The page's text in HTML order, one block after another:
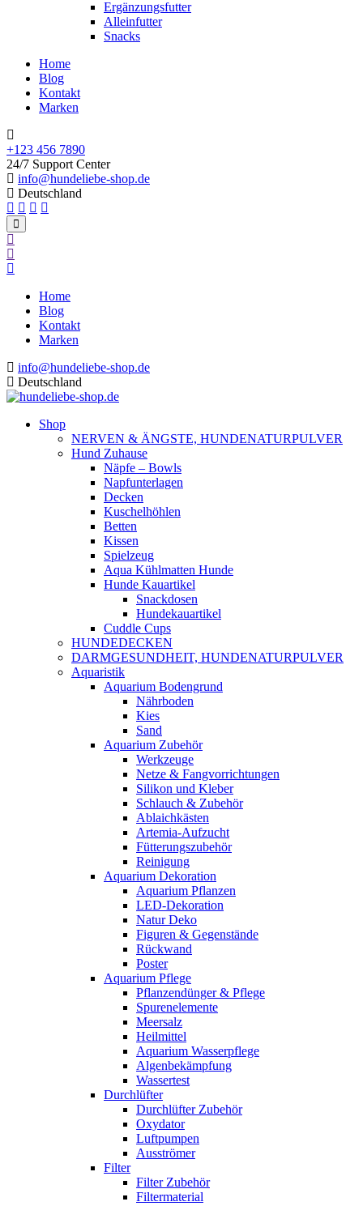
Ergänzungsfutter
Alleinfutter
Snacks
Home
Blog
Kontakt
Marken
+123 456 7890
24/7 Support Center
info@hundeliebe-shop.de
Deutschland
Home
Blog
Kontakt
Marken
info@hundeliebe-shop.de
Deutschland
Shop
NERVEN & ÄNGSTE, HUNDENATURPULVER
Hund Zuhause
Näpfe – Bowls
Napfunterlagen
Decken
Kuschelhöhlen
Betten
Kissen
Spielzeug
Aqua Kühlmatten Hunde
Hunde Kauartikel
Snackdosen
Hundekauartikel
Cuddle Cups
HUNDEDECKEN
DARMGESUNDHEIT, HUNDENATURPULVER
Aquaristik
Aquarium Bodengrund
Nährboden
Kies
Sand
Aquarium Zubehör
Werkzeuge
Netze & Fangvorrichtungen
Silikon und Kleber
Schlauch & Zubehör
Ablaichkästen
Artemia-Aufzucht
Fütterungszubehör
Reinigung
Aquarium Dekoration
Aquarium Pflanzen
LED-Dekoration
Natur Deko
Figuren & Gegenstände
Rückwand
Poster
Aquarium Pflege
Pflanzendünger & Pflege
Spurenelemente
Meersalz
Heilmittel
Aquarium Wasserpflege
Algenbekämpfung
Wassertest
Durchlüfter
Durchlüfter Zubehör
Oxydator
Luftpumpen
Ausströmer
Filter
Filter Zubehör
Filtermaterial